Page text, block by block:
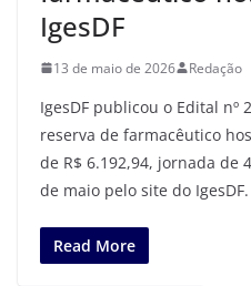
IgesDF
13 de maio de 2026 Redação
IgesDF publicou o Edital nº
reserva de farmacêutico
de R$ 6.192,94, jornada de
de maio pelo site do IgesDF.
Read More